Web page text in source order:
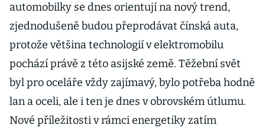
automobilky se dnes orientují na nový trend,
zjednodušeně budou přeprodávat čínská auta,
protože většina technologií v elektromobilu
pochází právě z této asijské země. Těžební svět
byl pro oceláře vždy zajímavý, bylo potřeba hodně
lan a oceli, ale i ten je dnes v obrovském útlumu.
Nové příležitosti v rámci energetiky zatím